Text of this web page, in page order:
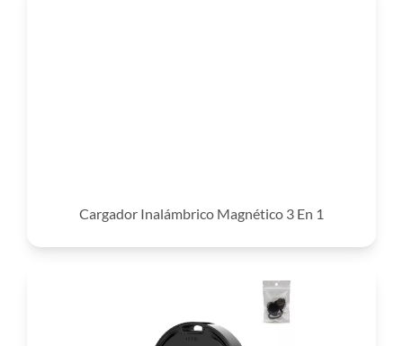
Cargador Inalámbrico Magnético 3 En 1